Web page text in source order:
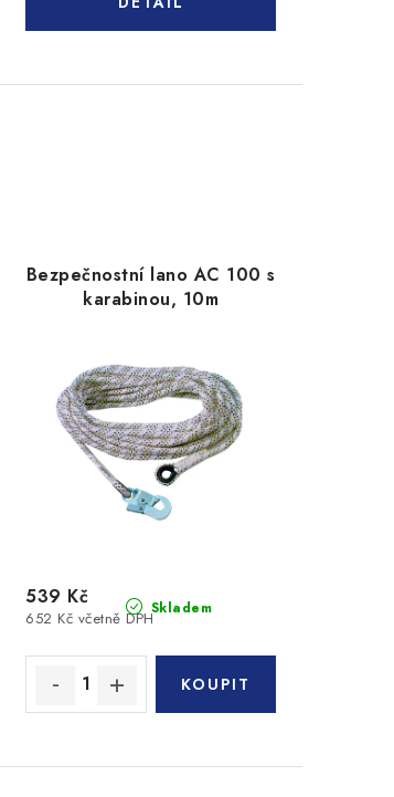
Bezpečnostní lano AC 100 s
karabinou, 10m
Skladem
652 Kč včetně DPH
539 Kč